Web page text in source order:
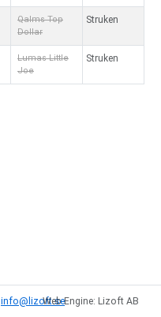
Qalms Top
Dollar
Struken
Lumas Little
Joe
Struken
info@lizoft.seWeb Engine: Lizoft AB